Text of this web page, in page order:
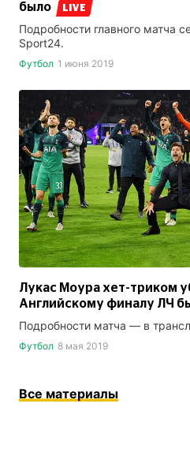
было
LIVE
Подробности главного матча
Sport24.
Футбол 1 июня 2019
Лукас Моура хет-триком
Английскому финалу ЛЧ
Подробности матча — в
Футбол 8 мая 2019
Все материалы